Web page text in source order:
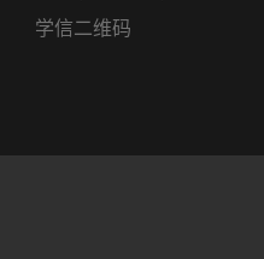
学信二维码